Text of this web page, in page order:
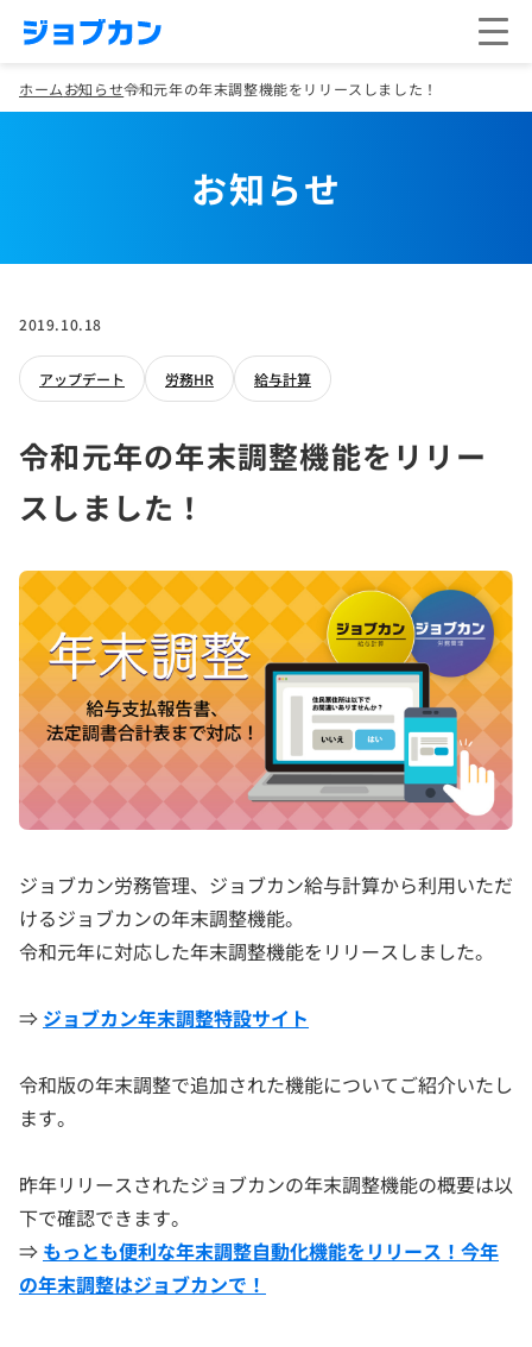
ホームお知らせ令和元年の年末調整機能をリリースしました！
お知らせ
2019.10.18
アップデート 労務HR 給与計算
令和元年の年末調整機能をリリー
スしました！
ジョブカン労務管理、ジョブカン給与計算から利用いただ
けるジョブカンの年末調整機能。
令和元年に対応した年末調整機能をリリースしました。
⇒ ジョブカン年末調整特設サイト
令和版の年末調整で追加された機能についてご紹介いたし
ます。
昨年リリースされたジョブカンの年末調整機能の概要は以
下で確認できます。
⇒ もっとも便利な年末調整自動化機能をリリース！今年
の年末調整はジョブカンで！